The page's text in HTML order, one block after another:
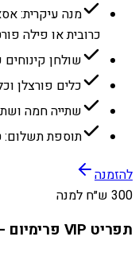
מנה עיקרית:
כרובית או פילה
שולחן
כלים פורצלן
שתייה חמה
תוספת תשלום:
להזמנה
300 ש״ח למנה
תפריט VIP פרימיום — על האש בשרים מובחרים